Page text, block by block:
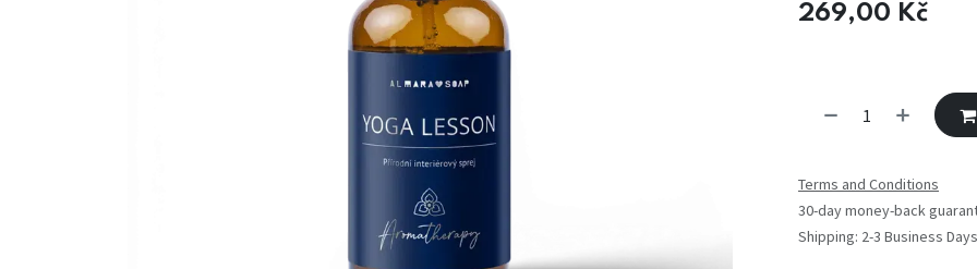
269,00 Kč
Terms and Conditions
30-day money-back
Shipping: 2-3 Business Days